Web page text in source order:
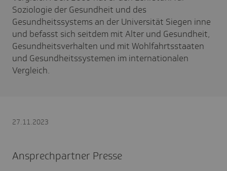
Soziologie der Gesundheit und des
Gesundheitssystems an der Universität Siegen inne
und befasst sich seitdem mit Alter und Gesundheit,
Gesundheitsverhalten und mit Wohlfahrtsstaaten
und Gesundheitssystemen im internationalen
Vergleich.
27.11.2023
Ansprechpartner Presse